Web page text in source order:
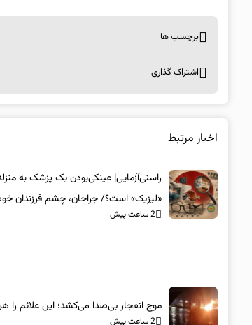
برچسب ها
اشتراک گذاری
اخبار مرتبط
راستی‌آزمایی| عینکی‌بودن یک پزشک به
«لیزیک» است؟/ جراحان، چشم فرزندان
2 ساعت پیش
موج انفجار بی‌صدا می‌کشد؛ این علائم را
2 ساعت پیش